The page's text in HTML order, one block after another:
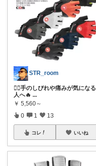
STR_room
🚴‍♂️手のしびれや痛みが気になる
人へ🔥 ...
￥ 5,560～
0 1 13
コレ いいね